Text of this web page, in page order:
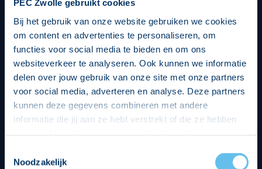
PEC Zwolle gebruikt cookies
Bij het gebruik van onze website gebruiken we cookies
om content en advertenties te personaliseren, om
functies voor social media te bieden en om ons
websiteverkeer te analyseren. Ook kunnen we informatie
delen over jouw gebruik van onze site met onze partners
voor social media, adverteren en analyse. Deze partners
kunnen deze gegevens combineren met andere
informatie die jij aan ze hebt verstrekt of die ze hebben
op een veilige en integere wijze. Je kunt je toestemming
Noodzakelijk